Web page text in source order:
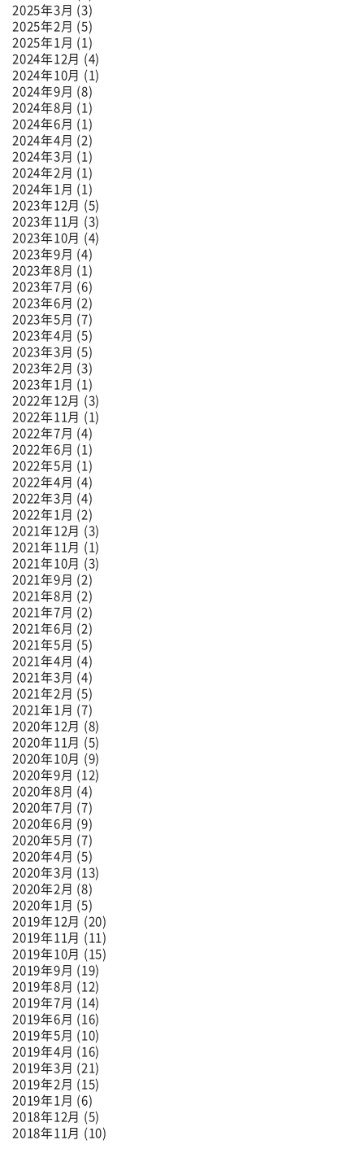
2025年3月 (3)
2025年2月 (5)
2025年1月 (1)
2024年12月 (4)
2024年10月 (1)
2024年9月 (8)
2024年8月 (1)
2024年6月 (1)
2024年4月 (2)
2024年3月 (1)
2024年2月 (1)
2024年1月 (1)
2023年12月 (5)
2023年11月 (3)
2023年10月 (4)
2023年9月 (4)
2023年8月 (1)
2023年7月 (6)
2023年6月 (2)
2023年5月 (7)
2023年4月 (5)
2023年3月 (5)
2023年2月 (3)
2023年1月 (1)
2022年12月 (3)
2022年11月 (1)
2022年7月 (4)
2022年6月 (1)
2022年5月 (1)
2022年4月 (4)
2022年3月 (4)
2022年1月 (2)
2021年12月 (3)
2021年11月 (1)
2021年10月 (3)
2021年9月 (2)
2021年8月 (2)
2021年7月 (2)
2021年6月 (2)
2021年5月 (5)
2021年4月 (4)
2021年3月 (4)
2021年2月 (5)
2021年1月 (7)
2020年12月 (8)
2020年11月 (5)
2020年10月 (9)
2020年9月 (12)
2020年8月 (4)
2020年7月 (7)
2020年6月 (9)
2020年5月 (7)
2020年4月 (5)
2020年3月 (13)
2020年2月 (8)
2020年1月 (5)
2019年12月 (20)
2019年11月 (11)
2019年10月 (15)
2019年9月 (19)
2019年8月 (12)
2019年7月 (14)
2019年6月 (16)
2019年5月 (10)
2019年4月 (16)
2019年3月 (21)
2019年2月 (15)
2019年1月 (6)
2018年12月 (5)
2018年11月 (10)